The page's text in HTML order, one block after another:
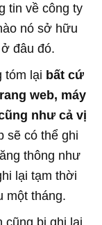
tin về công ty
nó sở hữu
đâu đó.
tóm lại bất cứ
web, máy
như cả vị
sẽ có thể ghi
thông như
lại tạm thời
một tháng.
bị ghi lại.